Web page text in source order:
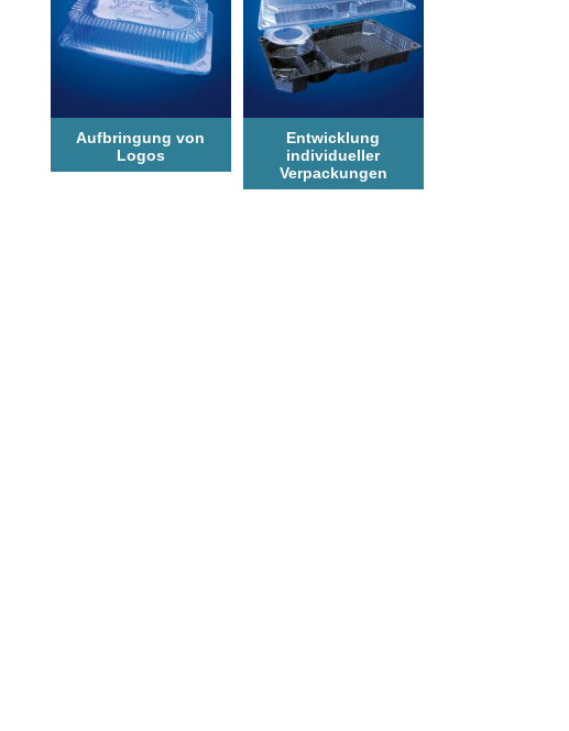
Aufbringung von
Logos
Entwicklung
individueller
Verpackungen